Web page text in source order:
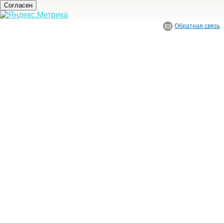
Согласен
Обратная связь